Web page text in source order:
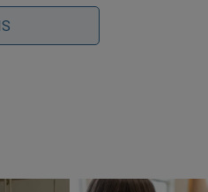
começar com 2011, pois o
‘urbanidade’.